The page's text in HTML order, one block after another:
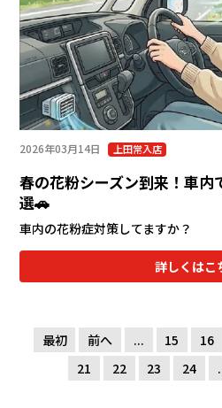
2026年03月14日 上田常入店
春の花粉シーズン到来！車内
選🚗
車内の花粉症対策してますか？
詳しくはこ
最初 前へ ... 15 16
21
22 23 24